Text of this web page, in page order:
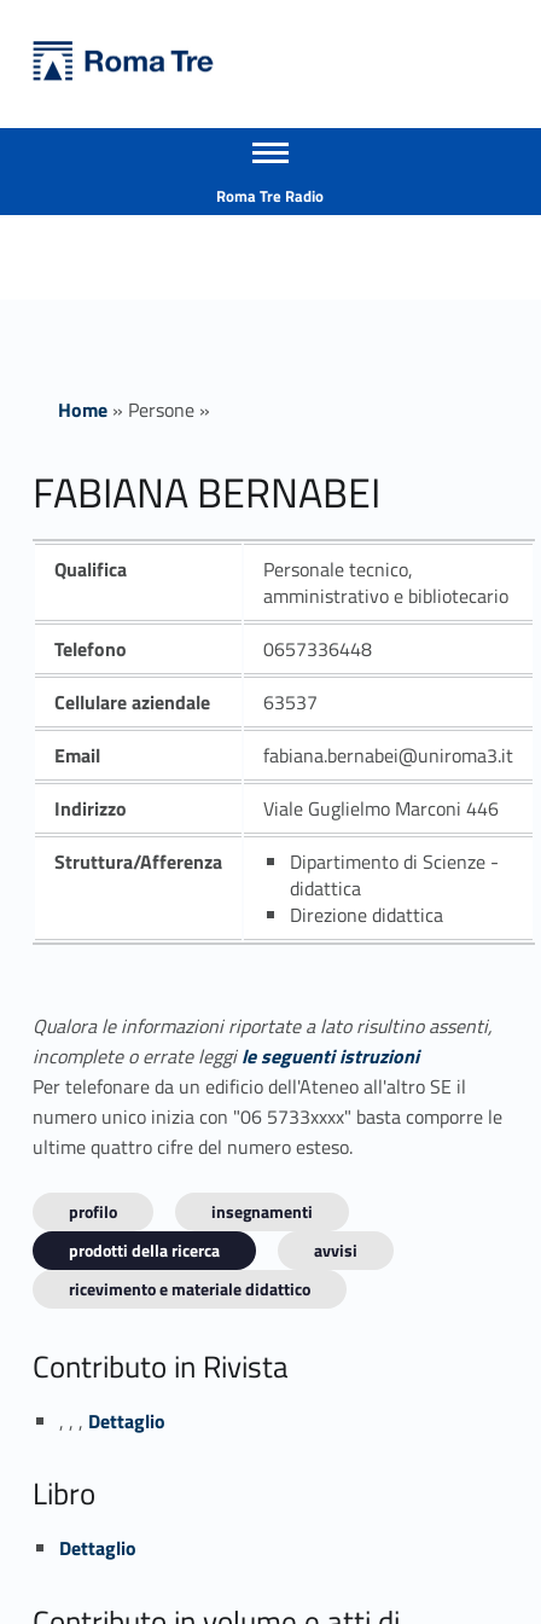
FABIANA BERNABEI ricerca - Università Roma Tre
Apri il menu secondario
Roma Tre Radio
Home» Persone»
FABIANA BERNABEI
Qualifica
Personale tecnico,
amministrativo e bibliotecario
Telefono
0657336448
Cellulare aziendale
63537
Email
fabiana.bernabei@uniroma3.it
Indirizzo
Viale Guglielmo Marconi 446
Struttura/Afferenza
Dipartimento di Scienze -
didattica
Direzione didattica
Qualora le informazioni riportate a lato risultino assenti,
incomplete o errate leggile seguenti istruzioni
Per telefonare da un edificio dell'Ateneo all'altro SE il
numero unico inizia con "06 5733xxxx" basta comporre le
ultime quattro cifre del numero esteso.
profilo
insegnamenti
prodotti della ricerca
avvisi
ricevimento e materiale didattico
Contributo in Rivista
, , , Link identifier #identifier_person_51704-1
Dettaglio
Libro
Link identifier #identifier_person_47502-2
Dettaglio